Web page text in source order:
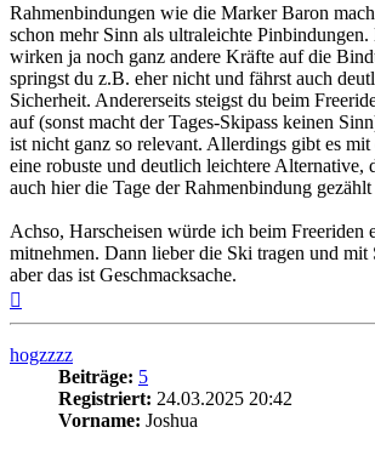
Rahmenbindungen wie die Marker Baron
schon mehr Sinn als ultraleichte Pinbindungen.
wirken ja noch ganz andere Kräfte auf die
springst du z.B. eher nicht und fährst auch
Sicherheit. Andererseits steigst du beim
auf (sonst macht der Tages-Skipass keinen
ist nicht ganz so relevant. Allerdings gibt es
eine robuste und deutlich leichtere Alternative,
auch hier die Tage der Rahmenbindung gezählt
Achso, Harscheisen würde ich beim Freeriden
mitnehmen. Dann lieber die Ski tragen und mit
aber das ist Geschmacksache.
hogzzzz
Beiträge: 5
Registriert: 24.03.2025 20:42
Vorname: Joshua